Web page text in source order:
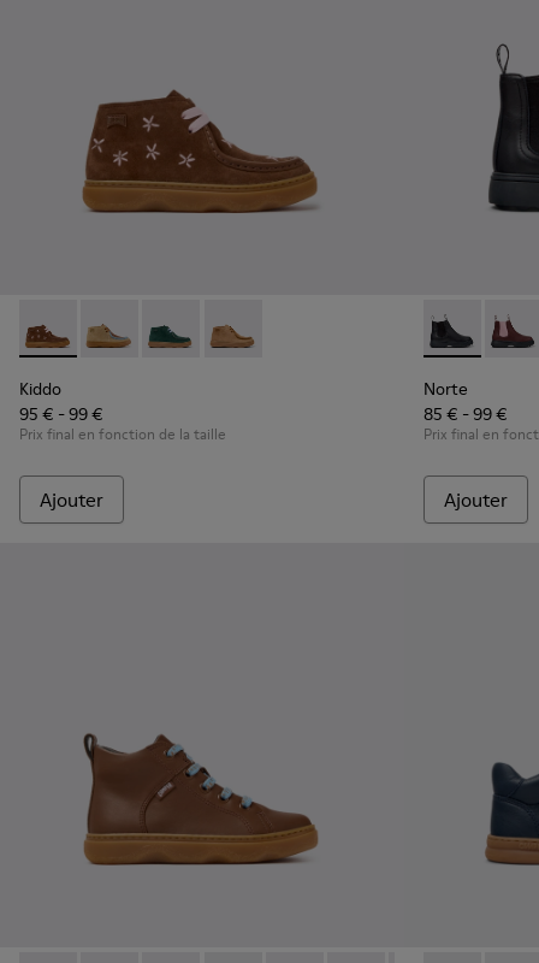
Kiddo - K900398-005 - Bottines marron en cuir velours et
Kiddo - K900398-004 - Bottines marron en cuir
Kiddo - K900398-002
Kiddo - K900398-001 - Bottines
Kiddo
95 € - 99 €
Prix final en fonction de la taille
Ajouter
Norte -
Norte
85 € - 99 €
Prix final en
Ajouter